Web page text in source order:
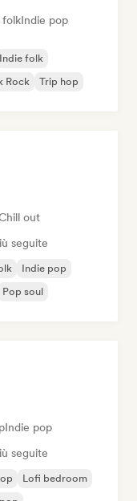
folkIndie pop
Indie folk
Rock Trip hop
out
seguite
Indie pop
Pop soul
Indie pop
seguite
Lofi bedroom